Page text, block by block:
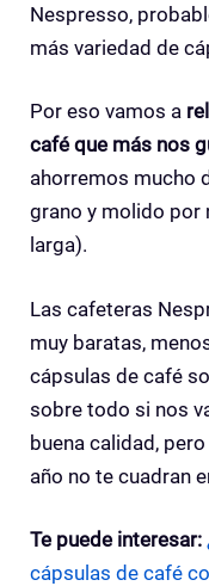
Nespresso,
más variedad de
Por eso vamos a
café que más nos
ahorremos mucho
grano y molido por
larga).
Las cafeteras
muy baratas,
cápsulas de café
sobre todo si nos
buena calidad,
año no te cuadran
Te puede interesar:
cápsulas de café